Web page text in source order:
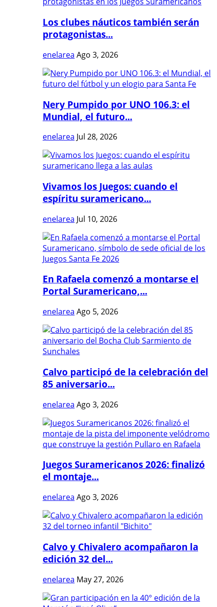
Los clubes náuticos también serán
protagonistas...
enelarea Ago 3, 2026
Nery Pumpido por UNO 106.3: el
Mundial, el futuro...
enelarea Jul 28, 2026
Vivamos los Juegos: cuando el
espíritu suramericano...
enelarea Jul 10, 2026
En Rafaela comenzó a montarse el
Portal Suramericano,...
enelarea Ago 5, 2026
Calvo participó de la celebración del
85 aniversario...
enelarea Ago 3, 2026
Juegos Suramericanos 2026: finalizó
el montaje...
enelarea Ago 3, 2026
Calvo y Chivalero acompañaron la
edición 32 del...
enelarea May 27, 2026